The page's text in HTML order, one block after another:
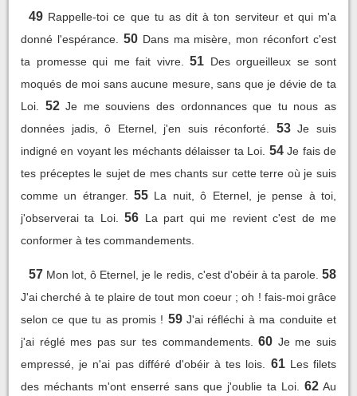
49 Rappelle-toi ce que tu as dit à ton serviteur et qui m'a
donné l'espérance.
50 Dans ma misère, mon réconfort c'est
ta promesse qui me fait vivre.
51 Des orgueilleux se sont
moqués de moi sans aucune mesure, sans que je dévie de ta
Loi.
52 Je me souviens des ordonnances que tu nous as
données jadis, ô Eternel, j'en suis réconforté.
53 Je suis
indigné en voyant les méchants délaisser ta Loi. 54 Je fais de
tes préceptes le sujet de mes chants sur cette terre où je suis
comme un étranger.
55 La nuit, ô Eternel, je pense à toi,
j'observerai ta Loi.
56 La part qui me revient c'est de me
conformer à tes commandements.
57 Mon lot, ô Eternel, je le redis, c'est d'obéir à ta parole. 58
J'ai cherché à te plaire de tout mon coeur ; oh ! fais-moi grâce
selon ce que tu as promis ! 59 J'ai réfléchi à ma conduite et
j'ai réglé mes pas sur tes commandements.
60 Je me suis
empressé, je n'ai pas différé d'obéir à tes lois.
61 Les filets
des méchants m'ont enserré sans que j'oublie ta Loi.
62 Au